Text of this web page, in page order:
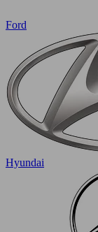
Ford
Hyundai